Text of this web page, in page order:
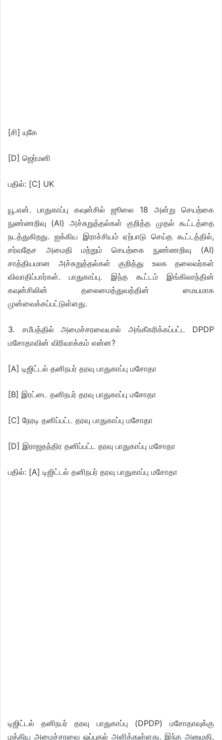
[சி] யுகே
[D] ஜெர்மனி
பதில்: [C] UK
யூ.என். பாதுகாப்பு கவுன்சில் ஜூலை 18 அன்று செயற்கை
நுண்ணறிவு (AI) அச்சுறுத்தல்கள் குறித்த முதல் கூட்டத்தை
நடத்துகிறது. ஐக்கிய இராச்சியம் ஏற்பாடு செய்த கூட்டத்தில்,
சர்வதேச அமைதி மற்றும் செயற்கை நுண்ணறிவு (AI)
சாத்தியமான அச்சுறுத்தல்கள் குறித்து உலக தலைவர்கள்
விவாதிப்பார்கள். பாதுகாப்பு. இந்த கூட்டம் இங்கிலாந்தின்
கவுன்சிலின் தலைமைத்துவத்தின் மையமாக
முன்வைக்கப்பட்டுள்ளது.
3. சமீபத்தில் அமைச்சரவையால் அங்கீகரிக்கப்பட்ட DPDP
மசோதாவின் விரிவாக்கம் என்ன?
[A] டிஜிட்டல் தனிநபர் தரவு பாதுகாப்பு மசோதா
[B] இரட்டை தனிநபர் தரவு பாதுகாப்பு மசோதா
[C] நேரடி தனிப்பட்ட தரவு பாதுகாப்பு மசோதா
[D] இராஜதந்திர தனிப்பட்ட தரவு பாதுகாப்பு மசோதா
பதில்: [A] டிஜிட்டல் தனிநபர் தரவு பாதுகாப்பு மசோதா
டிஜிட்டல் தனிநபர் தரவு பாதுகாப்பு (DPDP) மசோதாவுக்கு
மத்திய அமைச்சரவை ஒப்புதல் அளித்துள்ளது. இந்த அனுமதி,